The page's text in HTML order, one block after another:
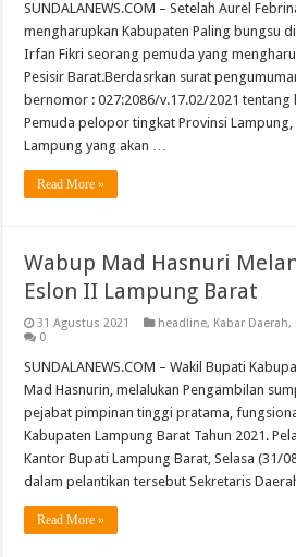
SUNDALANEWS.COM – Setelah Aurel
mengharupkan Kabupaten Paling bungsu
Irfan Fikri seorang pemuda yang
Pesisir Barat.Berdasrkan surat
bernomor : 027:2086/v.17.02/2021 tentang
Pemuda pelopor tingkat Provinsi
Lampung yang akan …
Read More »
Wabup Mad Hasnuri
Eslon II Lampung Barat
31 Agustus 2021 headline, Kabar Daerah,
0
SUNDALANEWS.COM – Wakil Bupati
Mad Hasnurin, melalukan Pengambilan
pejabat pimpinan tinggi pratama,
Kabupaten Lampung Barat Tahun 2021.
Kantor Bupati Lampung Barat, Selasa (31/
dalam pelantikan tersebut Sekretaris
Read More »